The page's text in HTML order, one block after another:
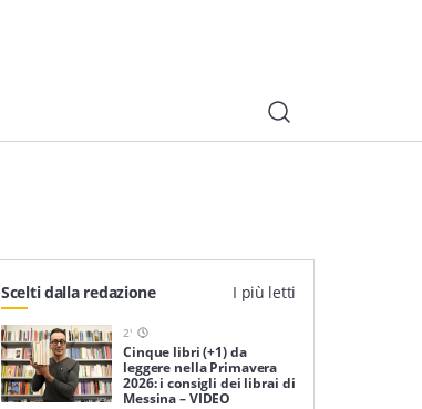
Scelti dalla redazione I più letti
2'
Cinque libri (+1) da
leggere nella Primavera
2026: i consigli dei librai di
Messina – VIDEO